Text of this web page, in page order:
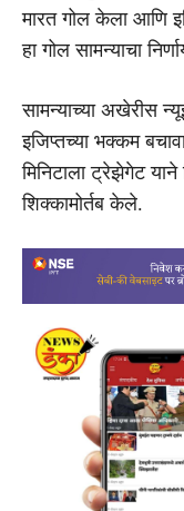
मारत गोल केला आणि
हा गोल सामन्याचा
सामन्याच्या अखेरीस
इजिप्तच्या भक्कम
मिनिटालाट्रेझेगेटयाने
शिक्कामोर्तब केले.